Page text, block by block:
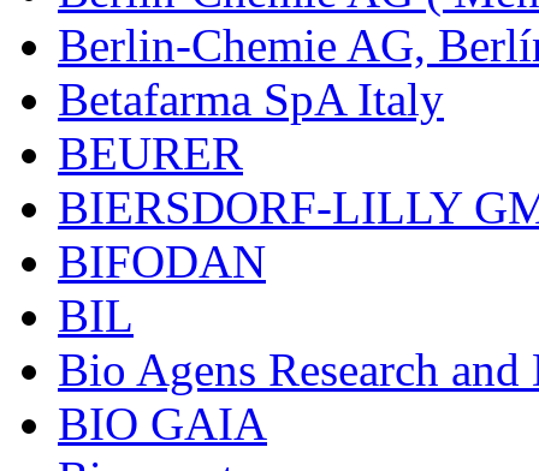
Berlin-Chemie AG,
Betafarma SpA Italy
BEURER
BIERSDORF-LILLY
BIFODAN
BIL
Bio Agens Research
BIO GAIA